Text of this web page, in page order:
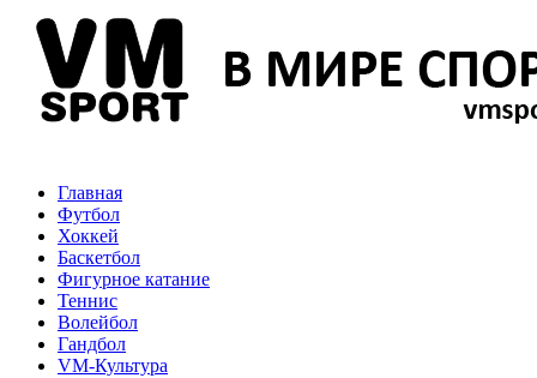
Главная
Футбол
Хоккей
Баскетбол
Фигурное катание
Теннис
Волейбол
Гандбол
VM-Культура